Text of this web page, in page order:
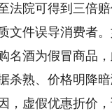
院可得到三倍赔
件误导消费者。
酒为假冒商品，
熟、价格明降暗
虚假优惠折价